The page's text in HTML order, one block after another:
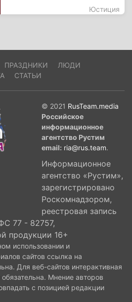
Юстиция
ПРАЗДНИКИ
ЛЮДИ
СТАТЬИ
© 2021 RusTeam.media
Российское
информационное
агентство Рустим
email: ria@rus.team.
Информационное
агентство «Рустим»,
зарегистрировано
Роскомнадзором,
реестровая запись
77 - 82757,
продукции 16+
использовании и
сайтов ссылка на
Для веб-сайтов интерактивная
обязательна. Мнение авторов
с позицией редакции